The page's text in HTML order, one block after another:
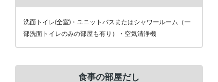
洗面トイレ(全室)・ユニットバスまたはシャワールーム（一
部洗面トイレのみの部屋も有り）・空気清浄機
食事の部屋だし